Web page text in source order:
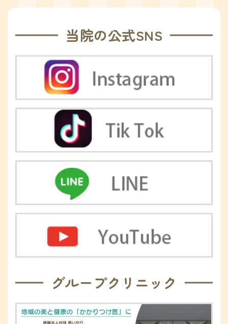
当院の公式SNS
グループクリニック